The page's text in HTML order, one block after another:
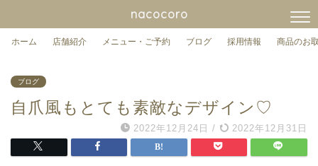
nacocoro
ホーム 店舗紹介 メニュー・ご予約 ブログ 採用情報 商品のお
ブログ
自爪風もとても素敵なデザイン♡
2022年12月24日 / 2022年12月31日